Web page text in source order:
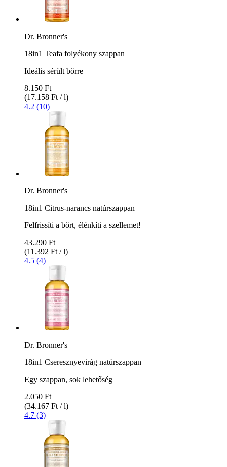
Dr. Bronner's
18in1 Teafa folyékony szappan
Ideális sérült bőrre
8.150 Ft
(17.158 Ft / l)
4.2 (10)
Dr. Bronner's
18in1 Citrus-narancs natúrszappan
Felfrissíti a bőrt, élénkíti a szellemet!
43.290 Ft
(11.392 Ft / l)
4.5 (4)
Dr. Bronner's
18in1 Cseresznyevirág natúrszappan
Egy szappan, sok lehetőség
2.050 Ft
(34.167 Ft / l)
4.7 (3)